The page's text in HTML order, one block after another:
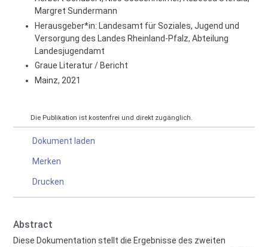
Margret Sundermann
Herausgeber*in: Landesamt für Soziales, Jugend und
Versorgung des Landes Rheinland-Pfalz, Abteilung
Landesjugendamt
Graue Literatur / Bericht
Mainz, 2021
Die Publikation ist kostenfrei und direkt zugänglich.
Dokument laden
Merken
Drucken
Abstract
Diese Dokumentation stellt die Ergebnisse des zweiten